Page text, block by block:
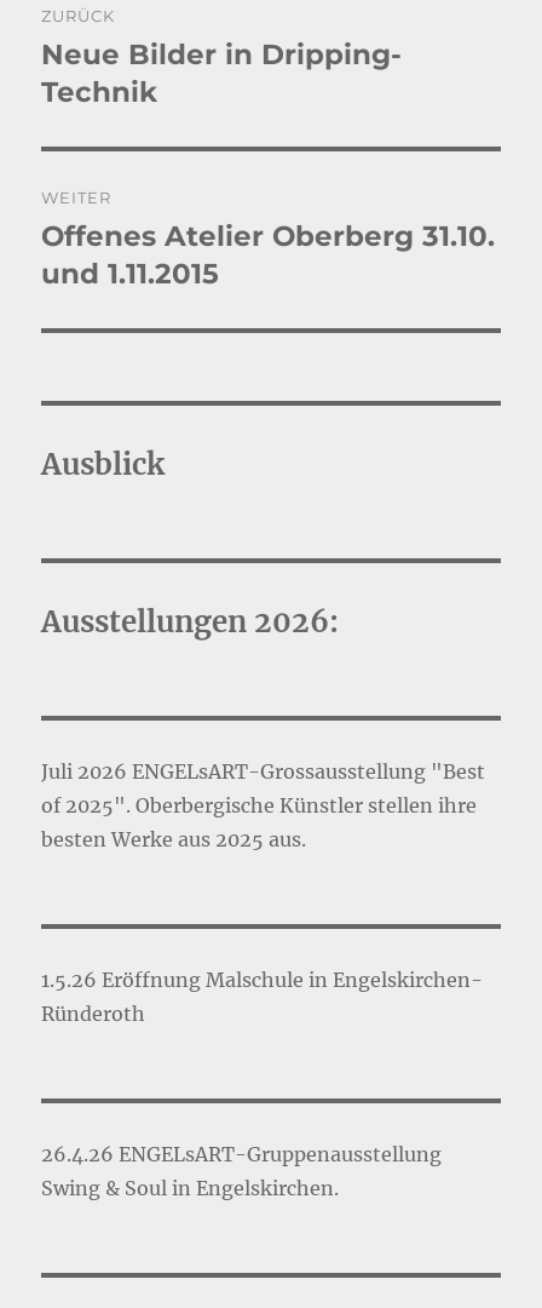
ZURÜCK
Vorheriger
Beitrag:
Neue Bilder in Dripping-
Technik
WEITER
Nächster
Beitrag:
Offenes Atelier Oberberg 31.10.
und 1.11.2015
Ausblick
Ausstellungen 2026:
Juli 2026 ENGELsART-Grossausstellung "Best
of 2025". Oberbergische Künstler stellen ihre
besten Werke aus 2025 aus.
1.5.26 Eröffnung Malschule in Engelskirchen-
Ründeroth
26.4.26 ENGELsART-Gruppenausstellung
Swing & Soul in Engelskirchen.